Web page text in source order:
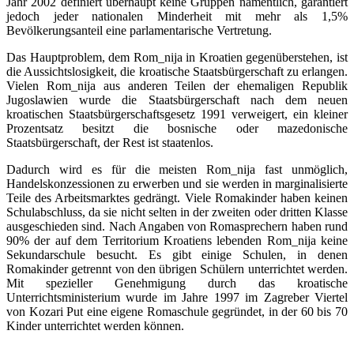
jedoch jeder nationalen Minderheit mit mehr als 1,5%
Bevölkerungsanteil eine parlamentarische Vertretung.
Das Hauptproblem, dem Rom_nija in Kroatien gegenüberstehen, ist
die Aussichtslosigkeit, die kroatische Staatsbürgerschaft zu erlangen.
Vielen Rom_nija aus anderen Teilen der ehemaligen Republik
Jugoslawien wurde die Staatsbürgerschaft nach dem neuen
kroatischen Staatsbürgerschaftsgesetz 1991 verweigert, ein kleiner
Prozentsatz besitzt die bosnische oder mazedonische
Staatsbürgerschaft, der Rest ist staatenlos.
Dadurch wird es für die meisten Rom_nija fast unmöglich,
Handelskonzessionen zu erwerben und sie werden in marginalisierte
Teile des Arbeitsmarktes gedrängt. Viele Romakinder haben keinen
Schulabschluss, da sie nicht selten in der zweiten oder dritten Klasse
ausgeschieden sind. Nach Angaben von Romasprechern haben rund
90% der auf dem Territorium Kroatiens lebenden Rom_nija keine
Sekundarschule besucht. Es gibt einige Schulen, in denen
Romakinder getrennt von den übrigen Schülern unterrichtet werden.
Mit spezieller Genehmigung durch das kroatische
Unterrichtsministerium wurde im Jahre 1997 im Zagreber Viertel
von Kozari Put eine eigene Romaschule gegründet, in der 60 bis 70
Kinder unterrichtet werden können.